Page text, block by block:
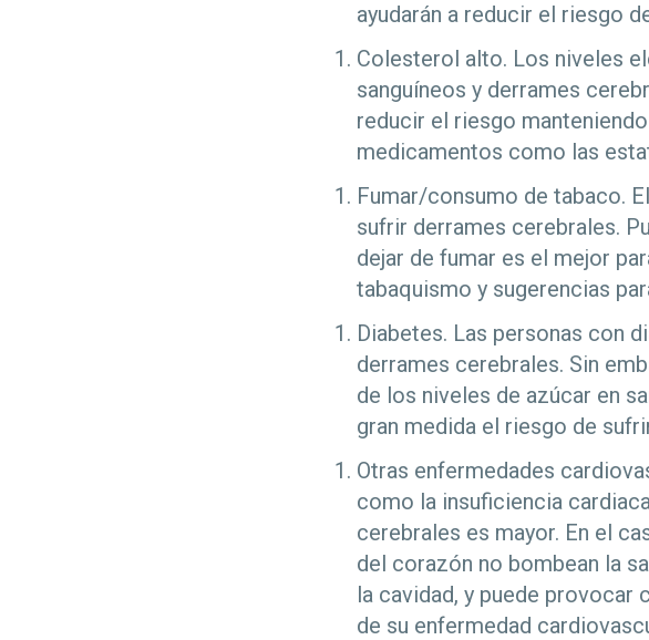
ayudarán a reducir el riesgo
Colesterol alto. Los niveles
sanguíneos y derrames
reducir el riesgo
medicamentos como las
Fumar/consumo de tabaco.
sufrir derrames cerebrales.
dejar de fumar es el mejor
tabaquismo y sugerencias
Diabetes. Las personas con
derrames cerebrales. Sin
de los niveles de azúcar en
gran medida el riesgo de
Otras enfermedades
como la insuficiencia
cerebrales es mayor. En el
del corazón no bombean la
la cavidad, y puede provocar
de su enfermedad